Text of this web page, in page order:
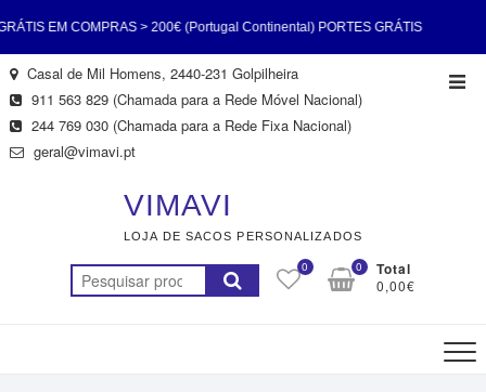
EM COMPRAS > 200€ (Portugal Continental) PORTES GRÁTIS
> 200€ (Portugal Continental) PORTES GRÁTIS EM COMPRAS >
Continental) PORTES GRÁTIS EM COMPRAS > 200€ (Portugal
EM COMPRAS > 200€ (Portugal Continental) PORTES GRÁTIS
> 200€ (Portugal Continental) PORTES GRÁTIS EM COMPRAS >
Skip
to
content
Casal de Mil Homens, 2440-231 Golpilheira
911 563 829 (Chamada para a Rede Móvel Nacional)
244 769 030 (Chamada para a Rede Fixa Nacional)
geral@vimavi.pt
VIMAVI
LOJA DE SACOS PERSONALIZADOS
Pesquisar
por:
0 Total
0,00€
0